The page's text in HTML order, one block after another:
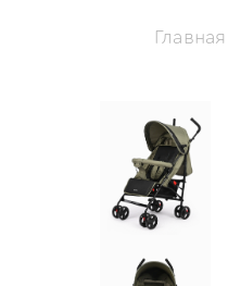
Главная